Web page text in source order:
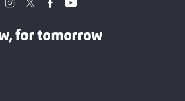
for tomorrow